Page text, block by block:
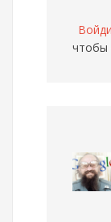
чтобы